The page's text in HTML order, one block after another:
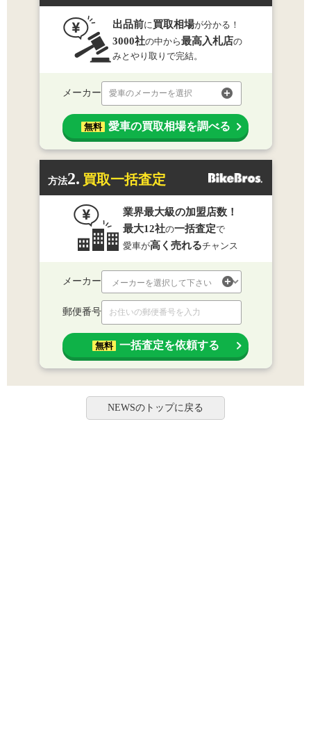
出品前に 買取相場が分かる！
3000社の中から最高入札店の
みとやり取りで完結。
メーカー 愛車のメーカーを選択
無料 愛車の買取相場を調べる
方法2. 買取一括査定
業界最大級の加盟店数！
最大12社の一括査定で
愛車が高く売れるチャンス
メーカー
郵便番号
無料 一括査定を依頼する
NEWSのトップに戻る